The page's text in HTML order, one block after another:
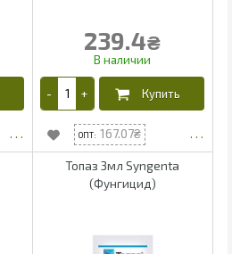
239.4₴
167.07
Топаз 3мл Syngenta
(Фунгицид)